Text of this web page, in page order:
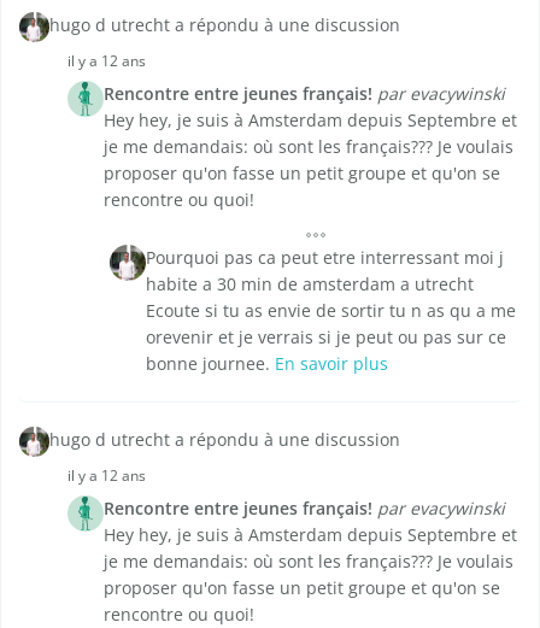
hugo d utrecht a répondu à une discussion
il y a 12 ans
Rencontre entre jeunes français! par evacywinski
Hey hey, je suis à Amsterdam depuis Septembre et
je me demandais: où sont les français??? Je voulais
proposer qu'on fasse un petit groupe et qu'on se
rencontre ou quoi!
Pourquoi pas ca peut etre interressant moi j
habite a 30 min de amsterdam a utrecht
Ecoute si tu as envie de sortir tu n as qu a me
orevenir et je verrais si je peut ou pas sur ce
bonne journee. En savoir plus
hugo d utrecht a répondu à une discussion
il y a 12 ans
Rencontre entre jeunes français! par evacywinski
Hey hey, je suis à Amsterdam depuis Septembre et
je me demandais: où sont les français??? Je voulais
proposer qu'on fasse un petit groupe et qu'on se
rencontre ou quoi!